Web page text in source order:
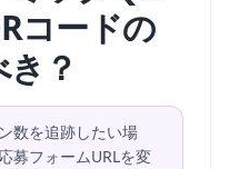
コードの
？
数を追跡したい場
募フォームURLを変